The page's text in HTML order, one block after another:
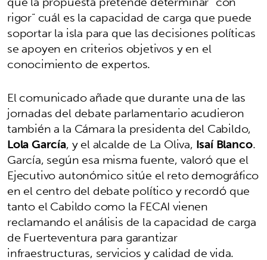
rigor” cuál es la capacidad de carga que puede
soportar la isla para que las decisiones políticas
se apoyen en criterios objetivos y en el
conocimiento de expertos.
El comunicado añade que durante una de las
jornadas del debate parlamentario acudieron
también a la Cámara la presidenta del Cabildo,
Lola García, y el alcalde de La Oliva, Isaí Blanco.
García, según esa misma fuente, valoró que el
Ejecutivo autonómico sitúe el reto demográfico
en el centro del debate político y recordó que
tanto el Cabildo como la FECAI vienen
reclamando el análisis de la capacidad de carga
de Fuerteventura para garantizar
infraestructuras, servicios y calidad de vida.